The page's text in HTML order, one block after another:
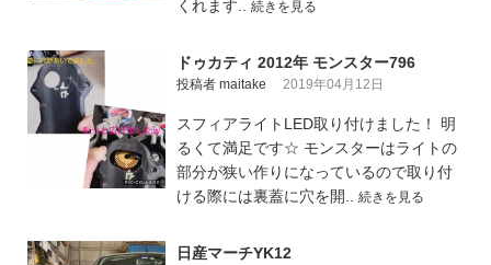
くれます.. 続きを見る
ドゥカティ 2012年 モンスター796
投稿者 maitake 2019年04月12日
スフィアライトLED取り付けました！ 明
るくて満足です☆ モンスターはライトの
部分が狭い作りになっているので取り付
ける際には裏蓋に穴を開.. 続きを見る
日産マーチYK12